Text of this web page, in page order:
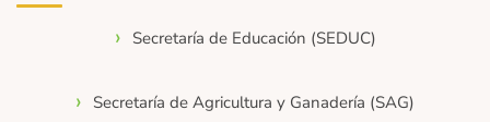
Secretaría de Educación (SEDUC)
Secretaría de Agricultura y Ganadería (SAG)